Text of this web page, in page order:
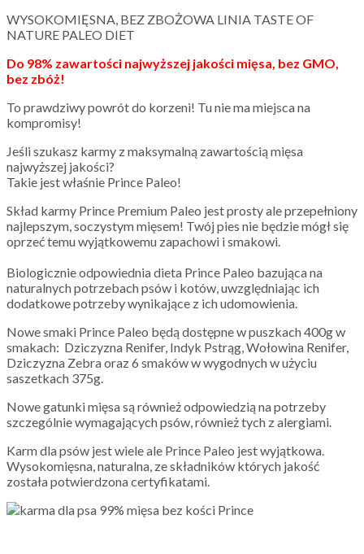
WYSOKOMIĘSNA, BEZ ZBOŻOWA LINIA TASTE OF
NATURE PALEO DIET
Do 98% zawartości najwyższej jakości mięsa, bez GMO,
bez zbóż!
To prawdziwy powrót do korzeni! Tu nie ma miejsca na
kompromisy!
Jeśli szukasz karmy z maksymalną zawartością mięsa
najwyższej jakości?
Takie jest właśnie Prince Paleo!
Skład karmy Prince Premium Paleo jest prosty ale przepełniony
najlepszym, soczystym mięsem! Twój pies nie będzie mógł się
oprzeć temu wyjątkowemu zapachowi i smakowi.
Biologicznie odpowiednia dieta Prince Paleo bazująca na
naturalnych potrzebach psów i kotów, uwzględniając ich
dodatkowe potrzeby wynikające z ich udomowienia.
Nowe smaki Prince Paleo będą dostępne w puszkach 400g w
smakach: Dziczyzna Renifer, Indyk Pstrąg, Wołowina Renifer,
Dziczyzna Zebra oraz 6 smaków w wygodnych w użyciu
saszetkach 375g.
Nowe gatunki mięsa są również odpowiedzią na potrzeby
szczególnie wymagających psów, również tych z alergiami.
Karm dla psów jest wiele ale Prince Paleo jest wyjątkowa.
Wysokomięsna, naturalna, ze składników których jakość
została potwierdzona certyfikatami.